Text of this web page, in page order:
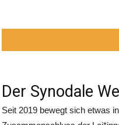
Der Synodale
Seit 2019 bewegt sich etwas